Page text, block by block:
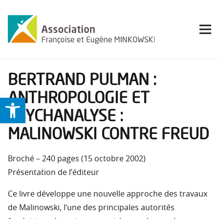
Ouvrir la barre d’outils
BERTRAND PULMAN :
ANTHROPOLOGIE ET
PSYCHANALYSE :
MALINOWSKI CONTRE FREUD
Broché – 240 pages (15 octobre 2002)
Présentation de l’éditeur
Ce livre développe une nouvelle approche des travaux
de Malinowski, l’une des principales autorités